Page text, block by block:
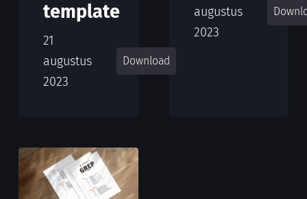
template
21
augustus
2023
Download
augustus
2023